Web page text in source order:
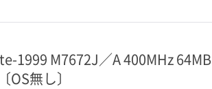
1999 M7672J／A 400MHz 64MB
OS無し〕